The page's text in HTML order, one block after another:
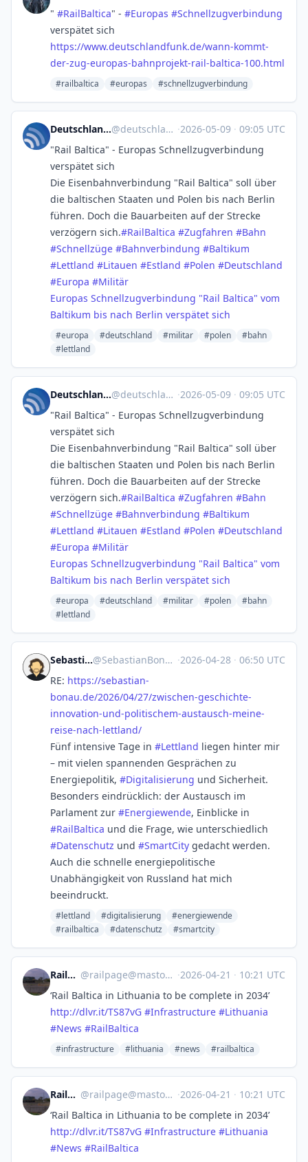
" #RailBaltica" - #Europas #Schnellzugverbindung
verspätet sich
https://www.deutschlandfunk.de/wann-kommt-
der-zug-europas-bahnprojekt-rail-baltica-100.html
#railbaltica #europas #schnellzugverbindung
Deutschlandfunk (inoffiziell)@deutschlandfunk@squeet.me ·2026-05-09 · 09:05 UTC
"Rail Baltica" - Europas Schnellzugverbindung
verspätet sich
Die Eisenbahnverbindung "Rail Baltica" soll über
die baltischen Staaten und Polen bis nach Berlin
führen. Doch die Bauarbeiten auf der Strecke
verzögern sich.#RailBaltica #Zugfahren #Bahn
#Schnellzüge #Bahnverbindung #Baltikum
#Lettland #Litauen #Estland #Polen #Deutschland
#Europa #Militär
Europas Schnellzugverbindung "Rail Baltica" vom
Baltikum bis nach Berlin verspätet sich
#europa #deutschland #militar #polen
#bahn
#lettland
Deutschlandfunk (inoffiziell)@deutschlandfunk@squeet.me ·2026-05-09 · 09:05 UTC
"Rail Baltica" - Europas Schnellzugverbindung
verspätet sich
Die Eisenbahnverbindung "Rail Baltica" soll über
die baltischen Staaten und Polen bis nach Berlin
führen. Doch die Bauarbeiten auf der Strecke
verzögern sich.#RailBaltica #Zugfahren #Bahn
#Schnellzüge #Bahnverbindung #Baltikum
#Lettland #Litauen #Estland #Polen #Deutschland
#Europa #Militär
Europas Schnellzugverbindung "Rail Baltica" vom
Baltikum bis nach Berlin verspätet sich
#europa #deutschland #militar #polen
#bahn
#lettland
Sebastian Bonau@SebastianBonau@gruene.social ·2026-04-28 · 06:50 UTC
RE: https://sebastian-
bonau.de/2026/04/27/zwischen-geschichte-
innovation-und-politischem-austausch-meine-
reise-nach-lettland/
Fünf intensive Tage in #Lettland liegen hinter mir
– mit vielen spannenden Gesprächen zu
Energiepolitik, #Digitalisierung und Sicherheit.
Besonders eindrücklich: der Austausch im
Parlament zur #Energiewende, Einblicke in
#RailBaltica und die Frage, wie unterschiedlich
#Datenschutz und #SmartCity gedacht werden.
Auch die schnelle energiepolitische
Unabhängigkeit von Russland hat mich
beeindruckt.
#lettland #digitalisierung
#energiewende
#railbaltica
#datenschutz #smartcity
Railpage @railpage@mastodon.social ·2026-04-21 · 10:21 UTC
‘Rail Baltica in Lithuania to be complete in 2034’
http://dlvr.it/TS87vG #Infrastructure #Lithuania
#News #RailBaltica
#infrastructure #lithuania #news #railbaltica
Railpage @railpage@mastodon.social ·2026-04-21 · 10:21 UTC
‘Rail Baltica in Lithuania to be complete in 2034’
http://dlvr.it/TS87vG #Infrastructure #Lithuania
#News #RailBaltica